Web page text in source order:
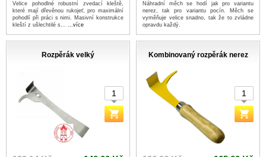
Velice pohodlné robustní zvedací kleště,
které mají dřevěnou rukojeť, pro maximální
pohodlí při práci s nimi. Masivní konstrukce
kleští z ušlechtilé s... ...více
Náhradní měch se hodí jak pro variantu
nerez, tak pro variantu pocín. Měch se
vyměňuje velice snadno, tak že to zvládne
opravdu každý.
Rozpěrák velký Kombinovaný rozpěrák nerez